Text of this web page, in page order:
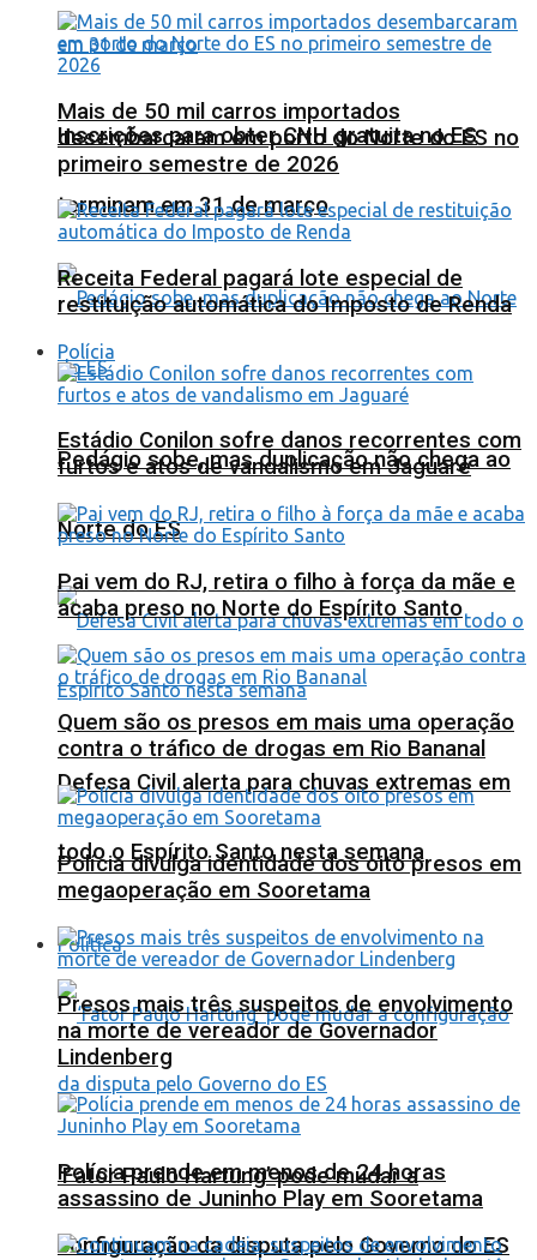
Inscrições para obter CNH gratuita no ES
terminam em 31 de março
Pedágio sobe, mas duplicação não chega ao
Norte do ES
Defesa Civil alerta para chuvas extremas em
todo o Espírito Santo nesta semana
Política
‘Fator Paulo Hartung’ pode mudar a
configuração da disputa pelo Governo do ES
Mais de 50 mil carros importados
desembarcaram em porto do Norte do ES no
primeiro semestre de 2026
Receita Federal pagará lote especial de
restituição automática do Imposto de Renda
Polícia
Estádio Conilon sofre danos recorrentes com
furtos e atos de vandalismo em Jaguaré
Pai vem do RJ, retira o filho à força da mãe e
acaba preso no Norte do Espírito Santo
Quem são os presos em mais uma operação
contra o tráfico de drogas em Rio Bananal
Polícia divulga identidade dos oito presos em
megaoperação em Sooretama
Presos mais três suspeitos de envolvimento
na morte de vereador de Governador
Lindenberg
Polícia prende em menos de 24 horas
assassino de Juninho Play em Sooretama